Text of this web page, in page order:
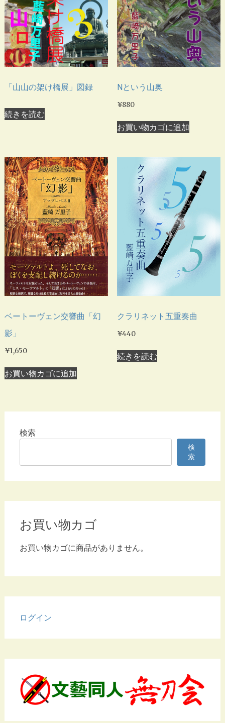
「山山の架け橋展」図録
続きを読む
Nという山奥
¥880
お買い物カゴに追加
ベートーヴェン交響曲「幻
影」
¥1,650
お買い物カゴに追加
クラリネット五重奏曲
¥440
続きを読む
検索
検
索
お買い物カゴ
お買い物カゴに商品がありません。
ログイン